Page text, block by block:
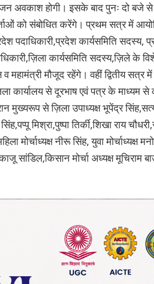
होगी। इसके बाद पुनः दो बजे से
को संबोधित करेंगे। प्रथम सत्र में
पदाधिकारी,प्रदेश कार्यसमिति सदस्य,
कार्यसमिति सदस्य,ज़िले के
मौजूद रहेंगे। वहीं द्वितीय सत्र में
कार्यालय से दूरभाष एवं पत्र के माध्यम
मुख्यरूप से ज़िला उपाध्यक्ष भूपेंद्र
मिश्रा,पुष्पा तिर्की,शिखा राय
मोर्चाध्यक्ष नीरू सिंह, युवा मोर्चाध्यक्ष
सांडिल,किसान मोर्चा अध्यक्ष मूचिराम